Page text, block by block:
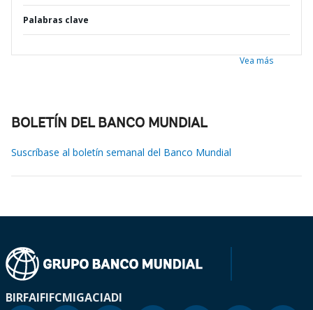
Palabras clave
Vea más
BOLETÍN DEL BANCO MUNDIAL
Suscríbase al boletín semanal del Banco Mundial
BIRFAIFIFCMIGACIADI